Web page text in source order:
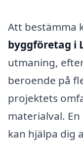
Att bestämma
byggföretag i
utmaning,
beroende på
projektets
materialval.
kan hjälpa dig